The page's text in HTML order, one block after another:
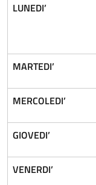
LUNEDI’
MARTEDI’
MERCOLEDI’
GIOVEDI’
VENERDI’